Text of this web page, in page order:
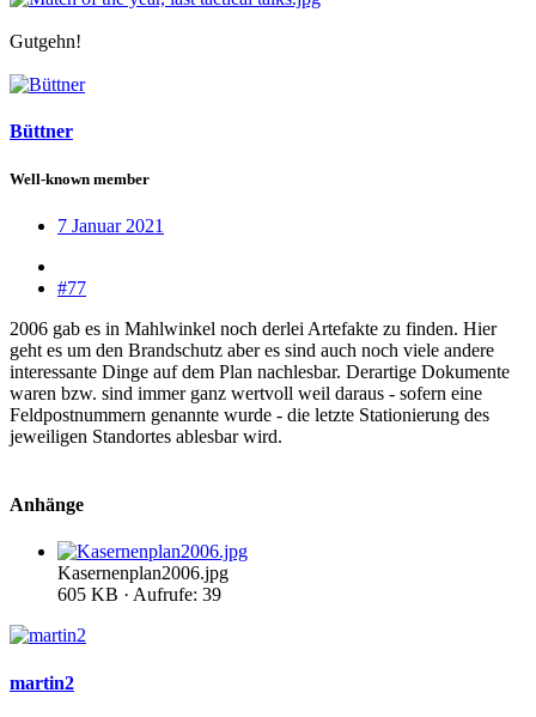
Gutgehn!
Büttner
Well-known member
7 Januar 2021
#77
2006 gab es in Mahlwinkel noch derlei Artefakte zu finden. Hier
geht es um den Brandschutz aber es sind auch noch viele andere
interessante Dinge auf dem Plan nachlesbar. Derartige Dokumente
waren bzw. sind immer ganz wertvoll weil daraus - sofern eine
Feldpostnummern genannte wurde - die letzte Stationierung des
jeweiligen Standortes ablesbar wird.
Anhänge
Kasernenplan2006.jpg
605 KB · Aufrufe: 39
martin2